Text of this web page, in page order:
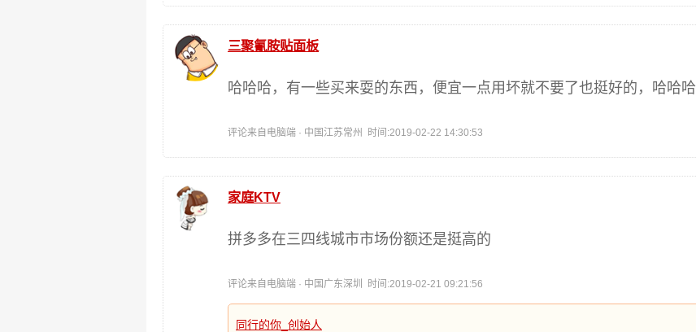
三聚氰胺贴面板
哈哈哈，有一些买来耍的东西，便宜一点用坏就不要了也挺好的，哈哈哈
评论来自电脑端 · 中国江苏常州 时间:2019-02-22 14:30:53
家庭KTV
拼多多在三四线城市市场份额还是挺高的
评论来自电脑端 · 中国广东深圳 时间:2019-02-21 09:21:56
同行的你_创始人